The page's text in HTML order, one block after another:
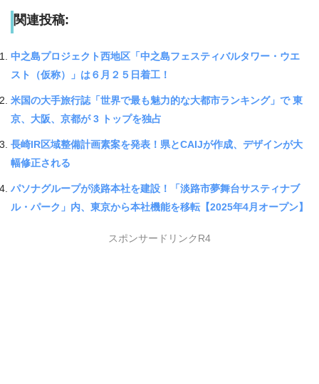
関連投稿:
中之島プロジェクト西地区「中之島フェスティバルタワー・ウエ
スト（仮称）」は６月２５日着工！
米国の大手旅行誌「世界で最も魅力的な大都市ランキング」で 東
京、大阪、京都が 3 トップを独占
長崎IR区域整備計画素案を発表！県とCAIJが作成、デザインが大
幅修正される
パソナグループが淡路本社を建設！「淡路市夢舞台サスティナブ
ル・パーク」内、東京から本社機能を移転【2025年4月オープン】
スポンサードリンクR4